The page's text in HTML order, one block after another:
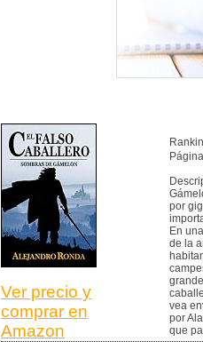
Ver precio y
comprar en
Amazon
por
En
de la
vea
por
que